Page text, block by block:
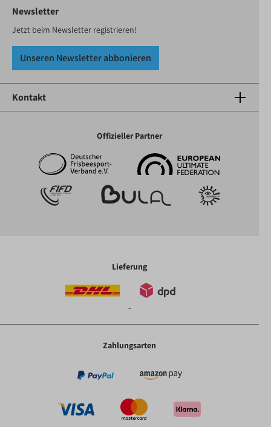
Newsletter
Jetzt beim Newsletter registrieren!
Unseren Newsletter abbonieren
Kontakt
Offizieller Partner
Lieferung
-
Zahlungsarten